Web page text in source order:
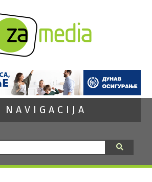
NAVIGACIJA